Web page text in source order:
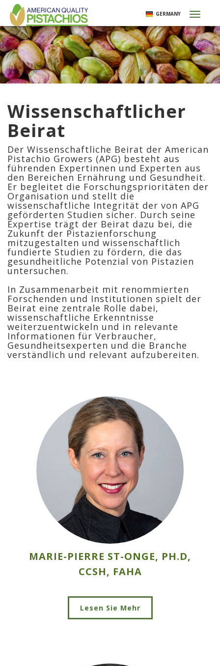
Direkt
zum
Inhalt
GERMANY
Wissenschaftlicher
Beirat
Der Wissenschaftliche Beirat der American
Pistachio Growers (APG) besteht aus
führenden Expertinnen und Experten aus
den Bereichen Ernährung und Gesundheit.
Er begleitet die Forschungsprioritäten der
Organisation und stellt die
wissenschaftliche Integrität der von APG
geförderten Studien sicher. Durch seine
Expertise trägt der Beirat dazu bei, die
Zukunft der Pistazienforschung
mitzugestalten und wissenschaftlich
fundierte Studien zu fördern, die das
gesundheitliche Potenzial von Pistazien
untersuchen.
In Zusammenarbeit mit renommierten
Forschenden und Institutionen spielt der
Beirat eine zentrale Rolle dabei,
wissenschaftliche Erkenntnisse
weiterzuentwickeln und in relevante
Informationen für Verbraucher,
Gesundheitsexperten und die Branche
verständlich und relevant aufzubereiten.
MARIE-PIERRE ST-ONGE, PH.D,
CCSH, FAHA
Lesen Sie Mehr